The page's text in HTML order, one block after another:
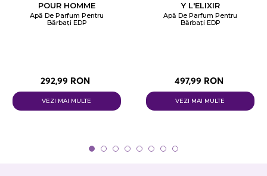
POUR HOMME
Apă De Parfum Pentru
Bărbați EDP
292,99 RON
VEZI MAI MULTE
Y L'ELIXIR
Apă De Parfum Pentru
Bărbați EDP
497,99 RON
VEZI MAI MULTE